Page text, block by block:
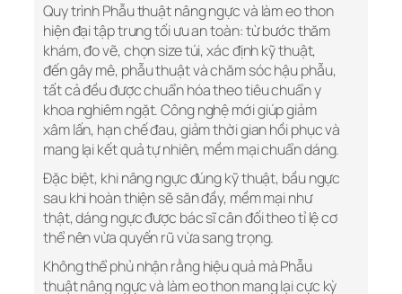
Quy trình Phẫu thuật nâng ngực và làm eo thon
hiện đại tập trung tối ưu an toàn: từ bước thăm
khám, đo vẽ, chọn size túi, xác định kỹ thuật,
đến gây mê, phẫu thuật và chăm sóc hậu phẫu,
tất cả đều được chuẩn hóa theo tiêu chuẩn y
khoa nghiêm ngặt. Công nghệ mới giúp giảm
xâm lấn, hạn chế đau, giảm thời gian hồi phục và
mang lại kết quả tự nhiên, mềm mại chuẩn dáng.
Đặc biệt, khi nâng ngực đúng kỹ thuật, bầu ngực
sau khi hoàn thiện sẽ săn đầy, mềm mại như
thật, dáng ngực được bác sĩ cân đối theo tỉ lệ cơ
thể nên vừa quyến rũ vừa sang trọng.
Không thể phủ nhận rằng hiệu quả mà Phẫu
thuật nâng ngực và làm eo thon mang lại cực kỳ